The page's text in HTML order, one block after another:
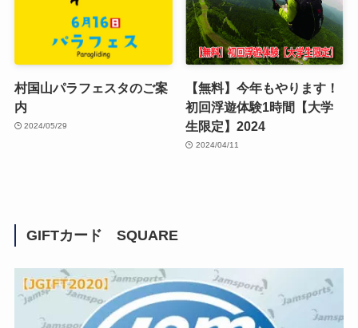
村国山パラフェスタのご案
内
2024/05/29
【無料】今年もやります！
初回浮遊体験1時間【大学
生限定】2024
2024/04/11
GIFTカード SQUARE